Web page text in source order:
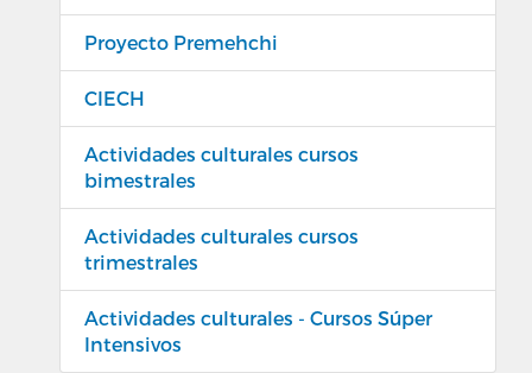
Proyecto Premehchi
CIECH
Actividades culturales cursos
bimestrales
Actividades culturales cursos
trimestrales
Actividades culturales - Cursos Súper
Intensivos